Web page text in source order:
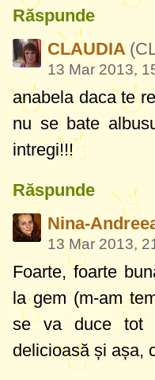
Răspunde
CLAUDIA
13 Mar 2013,
anabela daca te
nu se bate
intregi!!!
Răspunde
Nina-
13 Mar 2013,
Foarte, foarte
la gem (m-am
se va duce tot
delicioasă și așa,